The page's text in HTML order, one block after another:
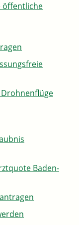
öffentliche
Baden-